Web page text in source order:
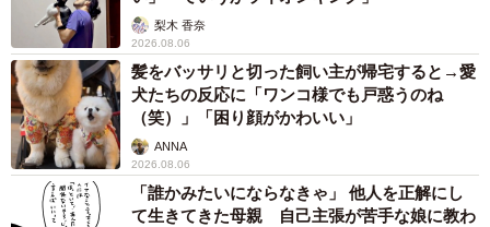
https://maggie.blog.jp/
■Instagram
https://www.instagram.com/maggie.london.maggie/
梨木 香奈
2026.08.06
髪をバッサリと切った飼い主が帰宅すると→愛
犬たちの反応に「ワンコ様でも戸惑うのね
（笑）」「困り顔がかわいい」
ANNA
2026.08.06
「誰かみたいにならなきゃ」 他人を正解にし
て生きてきた母親 自己主張が苦手な娘に教わ